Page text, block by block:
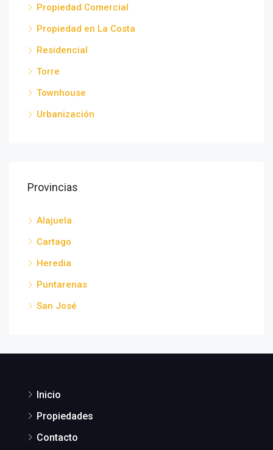
Propiedad Comercial
Propiedad en La Costa
Residencial
Torre
Townhouse
Urbanización
Provincias
Alajuela
Cartago
Heredia
Puntarenas
San José
Inicio
Propiedades
Contacto